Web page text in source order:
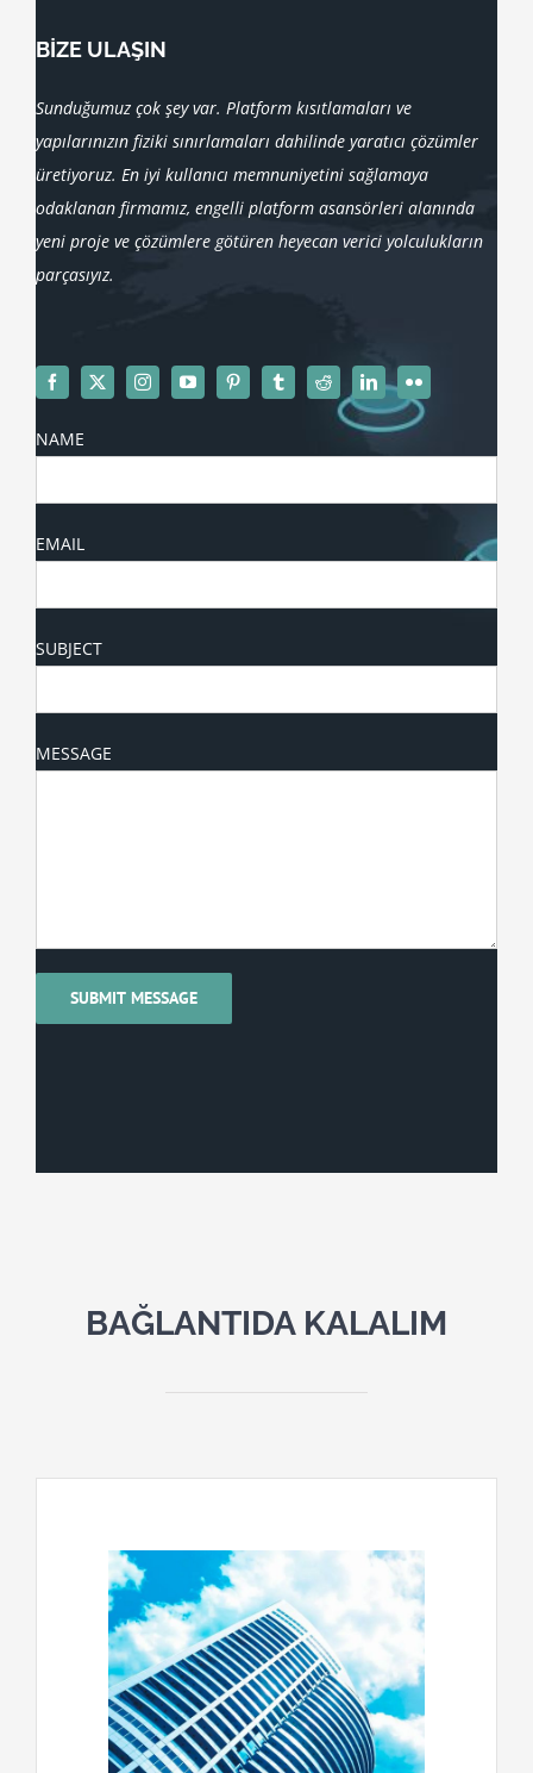
BİZE ULAŞIN
Sunduğumuz çok şey var. Platform kısıtlamaları ve
yapılarınızın fiziki sınırlamaları dahilinde yaratıcı çözümler
üretiyoruz. En iyi kullanıcı memnuniyetini sağlamaya
odaklanan firmamız, engelli platform asansörleri alanında
yeni proje ve çözümlere götüren heyecan verici yolculukların
parçasıyız.
NAME
EMAIL
SUBJECT
MESSAGE
BAĞLANTIDA KALALIM